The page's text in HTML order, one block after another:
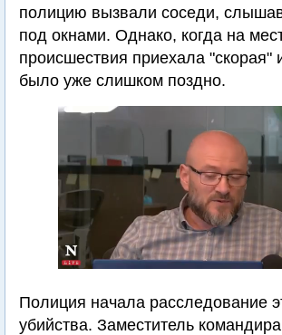
полицию вызвали соседи,
под окнами. Однако, когда на
происшествия приехала "скорая"
было уже слишком поздно.
Полиция начала расследование
убийства. Заместитель